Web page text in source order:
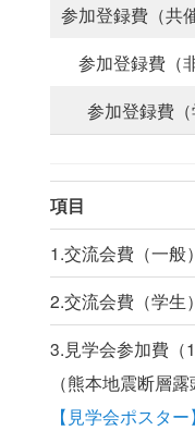
参加登録費（共
参加登録費（
参加登録費（
項目
1.交流会費（一般）
2.交流会費（学生）
3.見学会参加費（
（熊本地震断層
【見学会ポスター】